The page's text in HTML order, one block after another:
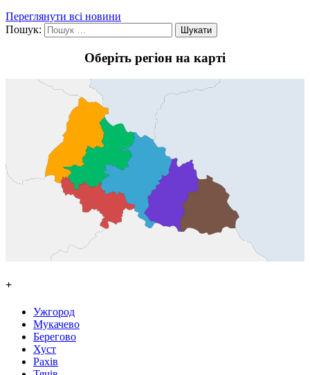
Переглянути всі новини
Пошук:
Оберіть регіон на карті
+
Ужгород
Мукачево
Берегово
Хуст
Рахів